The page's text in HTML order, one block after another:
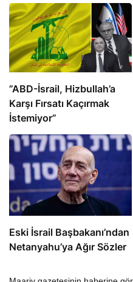
​​​​​​​”ABD-İsrail, Hizbullah’a
Karşı Fırsatı Kaçırmak
İstemiyor”
Eski İsrail Başbakanı’ndan
Netanyahu’ya Ağır Sözler
Maariv gazetesinin haberine